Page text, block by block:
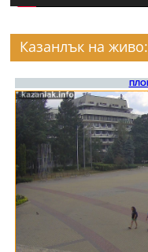
Казанлък на живо: